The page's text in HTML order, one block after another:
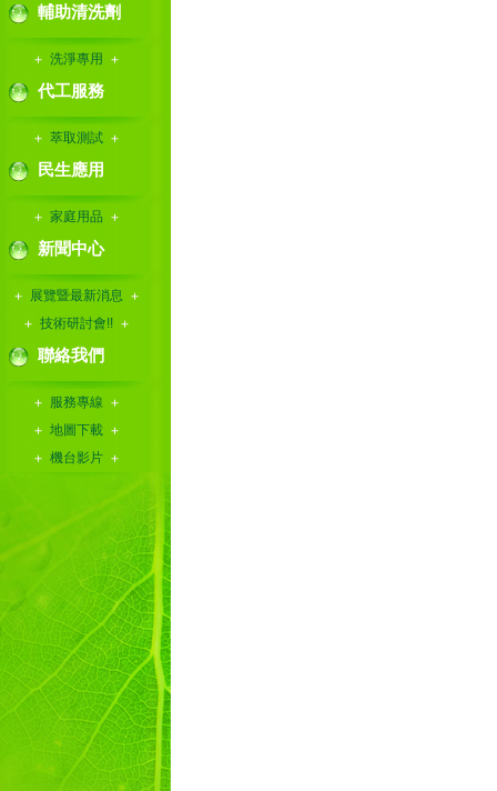
輔助清洗劑
洗淨專用
代工服務
萃取測試
民生應用
家庭用品
新聞中心
展覽暨最新消息
技術研討會!!
聯絡我們
服務專線
地圖下載
機台影片